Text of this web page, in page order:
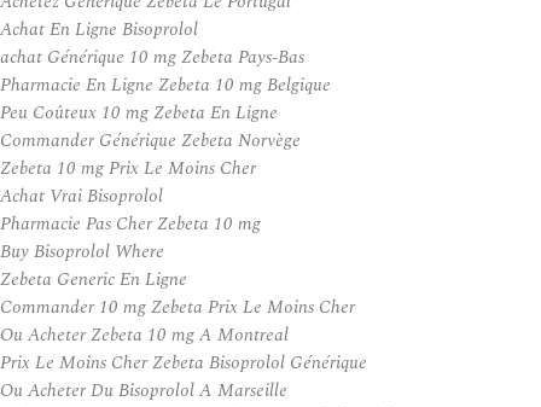
Achat En Ligne Bisoprolol
achat Générique 10 mg Zebeta Pays-Bas
Pharmacie En Ligne Zebeta 10 mg Belgique
Peu Coûteux 10 mg Zebeta En Ligne
Commander Générique Zebeta Norvège
Zebeta 10 mg Prix Le Moins Cher
Achat Vrai Bisoprolol
Pharmacie Pas Cher Zebeta 10 mg
Buy Bisoprolol Where
Zebeta Generic En Ligne
Commander 10 mg Zebeta Prix Le Moins Cher
Ou Acheter Zebeta 10 mg A Montreal
Prix Le Moins Cher Zebeta Bisoprolol Générique
Ou Acheter Du Bisoprolol A Marseille